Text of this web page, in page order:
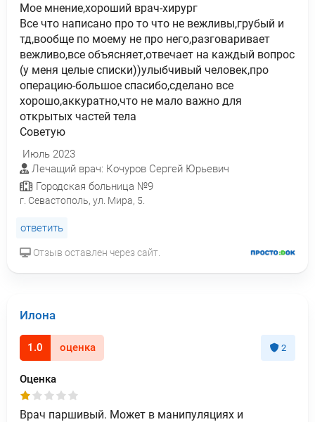
Мое мнение,хороший врач-хирург
Все что написано про то что не вежливы,грубый и
тд,вообще по моему не про него,разговаривает
вежливо,все объясняет,отвечает на каждый вопрос
(у меня целые списки))улыбчивый человек,про
операцию-большое спасибо,сделано все
хорошо,аккуратно,что не мало важно для
открытых частей тела
Советую
Июль 2023
Лечащий врач: Кочуров Сергей Юрьевич
Городская больница №9
г. Севастополь, ул. Мира, 5.
ответить
Отзыв оставлен через сайт.
Илона
1.0 оценка 2
Оценка
Врач паршивый. Может в манипуляциях и